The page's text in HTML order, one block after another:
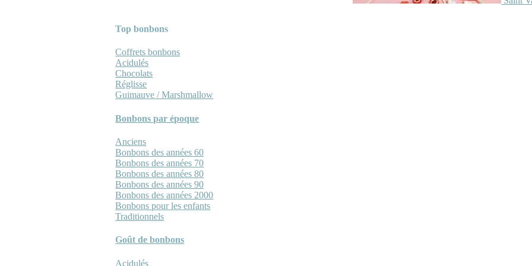
Top bonbons
Coffrets bonbons
Acidulés
Chocolats
Réglisse
Guimauve / Marshmallow
Bonbons par époque
Anciens
Bonbons des années 60
Bonbons des années 70
Bonbons des années 80
Bonbons des années 90
Bonbons des années 2000
Bonbons pour les enfants
Traditionnels
Goût de bonbons
Acidulés